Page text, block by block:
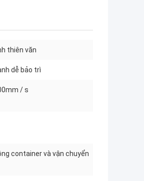
thiên văn
dễ bảo trì
/ s
container và vận chuyển